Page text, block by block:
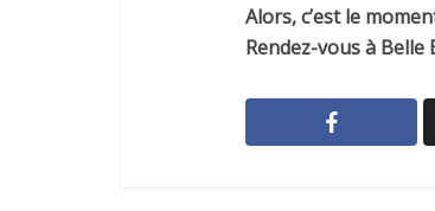
Alors, c’est le
Rendez-vous à Belle